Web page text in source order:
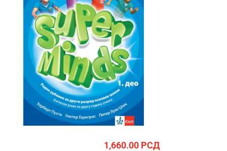
1,660.00 РСД